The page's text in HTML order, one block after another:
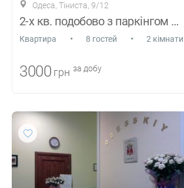
Одеса, Тіниста, 9/12
2-х кв. подобово з паркінгом в Акадії
Квартира • 8 гостей • 2 кімнати
3000 грн за добу